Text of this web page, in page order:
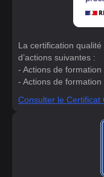
La certification
d’actions suivantes :
- Actions de formation
- Actions de
Consulter le Certificat